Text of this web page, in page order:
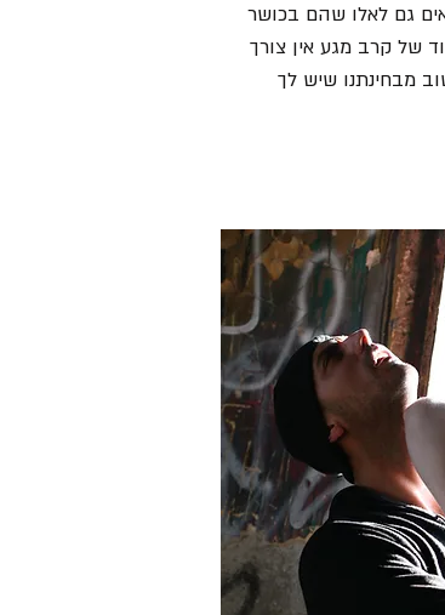
גם לאלו שהם בכושר
של קרב מגע אין צורך
מבחינתנו שיש לך